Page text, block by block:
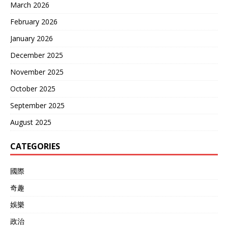
March 2026
February 2026
January 2026
December 2025
November 2025
October 2025
September 2025
August 2025
CATEGORIES
國際
奇趣
娛樂
政治